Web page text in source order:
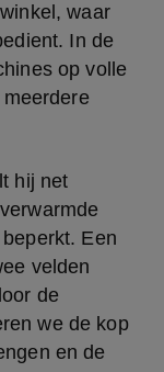
waar
In de
op volle
hij net
Een
velden
de
we de kop
en de